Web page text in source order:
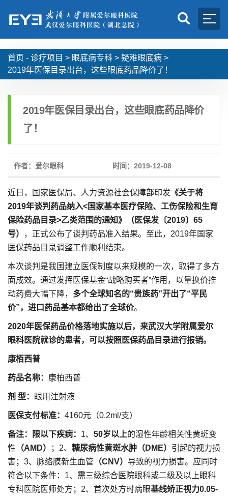
首页 - 诊疗项目 > 眼底病专科 > 疑难眼底病 >
2019年医保目录出台，这些眼底药品降价了！
2019年医保目录出台，这些眼底药品降价
了！
作者：爱尔眼科 时间：2019-12-08
近日，国家医保局、人力资源社会保障部印发 《关于将
2019年谈判药品纳入<国家基本医疗保险、工伤保险和生育
保险药品目录>乙类范围的通知》（医保发〔2019〕65
号）
，正式公布了谈判药品准入结果。至此，2019年国家
医保药品目录调整工作顺利结束。
本次谈判是我国建立医保制度以来规模的一次，取得了多方
面成效。通过发挥医保基金“战略购买者”作用，以量换价推
动药费大幅下降， 多个全球知名的“贵族药”开出了“平民
价”，进口药品基本都给出了全球价。
2020年医保药品价格落地实施以后，来武汉大学附属爱尔
眼科医院就诊的患者，可以按照医保药品目录进行报销。
康栢西普
药品名称： 康柏西普
剂 型： 眼用注射液
医保支付标准： 4160元（0.2ml/支）
备注： 限以下疾病： 1、 50岁以上的湿性年龄相关性黄斑变
性 （AMD） ；2、 糖尿病性黄斑水肿（DME） 引起的视力损
害；3、脉络膜新生血管 （CNV） 导致的视力损害。应同时
符合以下条件：1、需三级综合医院眼科或二级及以上眼科
专科医院医师处方；2、首次处方时病眼基线矫正视力0.05-